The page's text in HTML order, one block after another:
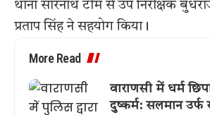
थाना सारनाथ टीम से उप निरीक्षक
प्रताप सिंह ने सहयोग किया।
More Read
वाराणसी में धर्म
दुष्कर्म: सलमान उर्फ